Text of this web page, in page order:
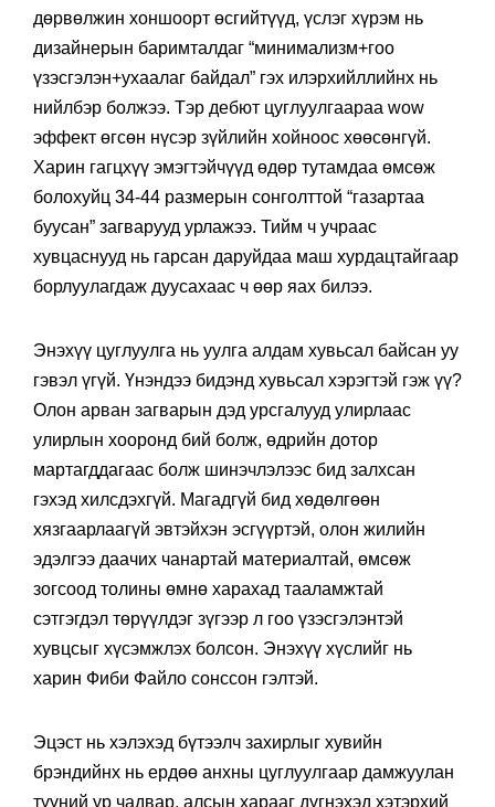
дөрвөлжин хоншоорт өсгийтүүд, үслэг хүрэм нь
дизайнерын баримталдаг “минимализм+гоо
үзэсгэлэн+ухаалаг байдал” гэх илэрхийллийнх нь
нийлбэр болжээ. Тэр дебют цуглуулгаараа wow
эффект өгсөн нүсэр зүйлийн хойноос хөөсөнгүй.
Харин гагцхүү эмэгтэйчүүд өдөр тутамдаа өмсөж
болохуйц 34-44 размерын сонголттой “газартаа
буусан” загварууд урлажээ. Тийм ч учраас
хувцаснууд нь гарсан даруйдаа маш хурдацтайгаар
борлуулагдаж дуусахаас ч өөр яах билээ.
Энэхүү цуглуулга нь уулга алдам хувьсал байсан уу
гэвэл үгүй. Үнэндээ бидэнд хувьсал хэрэгтэй гэж үү?
Олон арван загварын дэд урсгалууд улирлаас
улирлын хооронд бий болж, өдрийн дотор
мартагддагаас болж шинэчлэлээс бид залхсан
гэхэд хилсдэхгүй. Магадгүй бид хөдөлгөөн
хязгаарлаагүй эвтэйхэн эсгүүртэй, олон жилийн
эдэлгээ даачих чанартай материалтай, өмсөж
зогсоод толины өмнө харахад тааламжтай
сэтгэгдэл төрүүлдэг зүгээр л гоо үзэсгэлэнтэй
хувцсыг хүсэмжлэх болсон. Энэхүү хүслийг нь
харин Фиби Файло сонссон гэлтэй.
Эцэст нь хэлэхэд бүтээлч захирлыг хувийн
брэндийнх нь ердөө анхны цуглуулгаар дамжуулан
түүний ур чадвар, алсын харааг дүгнэхэд хэтэрхий